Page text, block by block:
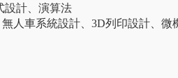
設計、演算法
無人車系統設計、3D列印設計、微